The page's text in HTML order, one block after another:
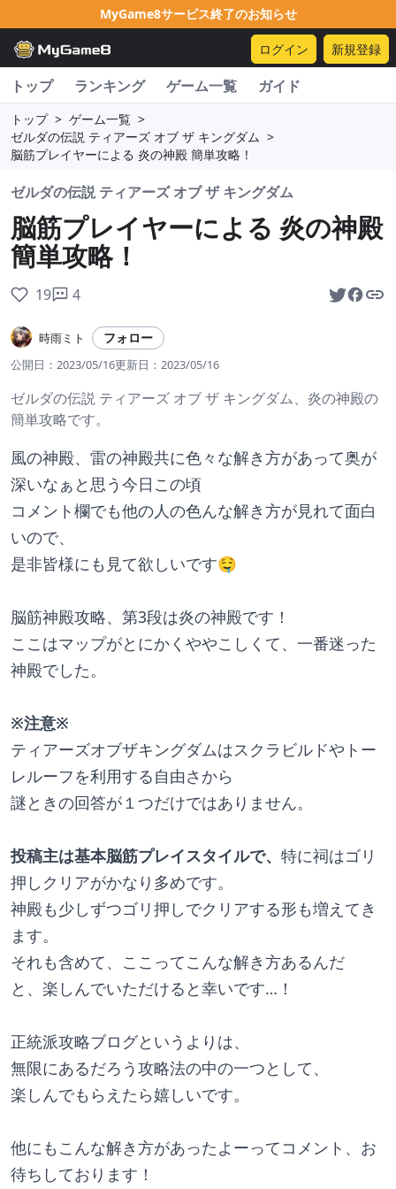
MyGame8サービス終了のお知らせ
ログイン 新規登録
トップ ランキング ゲーム一覧 ガイド
トップ > ゲーム一覧 >
ゼルダの伝説 ティアーズ オブ ザ キングダム >
脳筋プレイヤーによる 炎の神殿 簡単攻略！
ゼルダの伝説 ティアーズ オブ ザ キングダム
脳筋プレイヤーによる 炎の神殿
簡単攻略！
19 4
時雨ミト フォロー
公開日： 2023/05/16更新日： 2023/05/16
ゼルダの伝説 ティアーズ オブ ザ キングダム、炎の神殿の
簡単攻略です。
風の神殿、雷の神殿共に色々な解き方があって奥が
深いなぁと思う今日この頃
コメント欄でも他の人の色んな解き方が見れて面白
いので、
是非皆様にも見て欲しいです🤤
脳筋神殿攻略、第3段は炎の神殿です！
ここはマップがとにかくややこしくて、一番迷った
神殿でした。
※注意※
ティアーズオブザキングダムはスクラビルドやトー
レルーフを利用する自由さから
謎ときの回答が１つだけではありません。
投稿主は基本脳筋プレイスタイルで、 特に祠はゴリ
押しクリアがかなり多めです。
神殿も少しずつゴリ押しでクリアする形も増えてき
ます。
それも含めて、ここってこんな解き方あるんだ
と、楽しんでいただけると幸いです…！
正統派攻略ブログというよりは、
無限にあるだろう攻略法の中の一つとして、
楽しんでもらえたら嬉しいです。
他にもこんな解き方があったよーってコメント、お
待ちしております！